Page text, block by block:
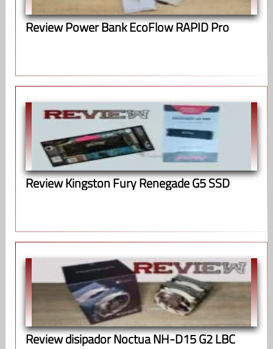
Review Power Bank EcoFlow RAPID Pro
Review Kingston Fury Renegade G5 SSD
Review disipador Noctua NH-D15 G2 LBC